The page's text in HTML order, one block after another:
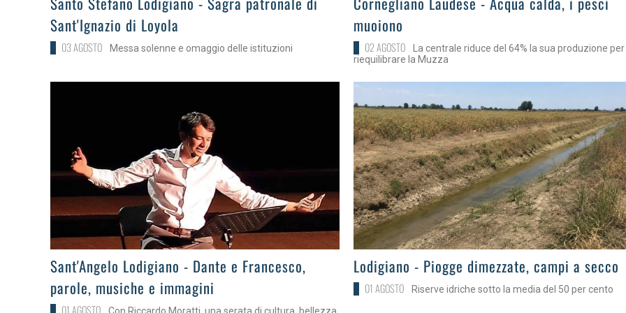
Sant'Ignazio di Loyola
03 AGOSTO Messa solenne e omaggio delle istituzioni
muoiono
02 AGOSTO
La centrale riduce del 64% la sua produzione per
riequilibrare la Muzza
>
Sant'Angelo Lodigiano - Dante e Francesco,
parole, musiche e immagini
01 AGOSTO Con Riccardo Moratti, una serata di cultura, bellezza
>Lodigiano - Piogge dimezzate, campi a secco
01 AGOSTO Riserve idriche sotto la media del 50 per cento